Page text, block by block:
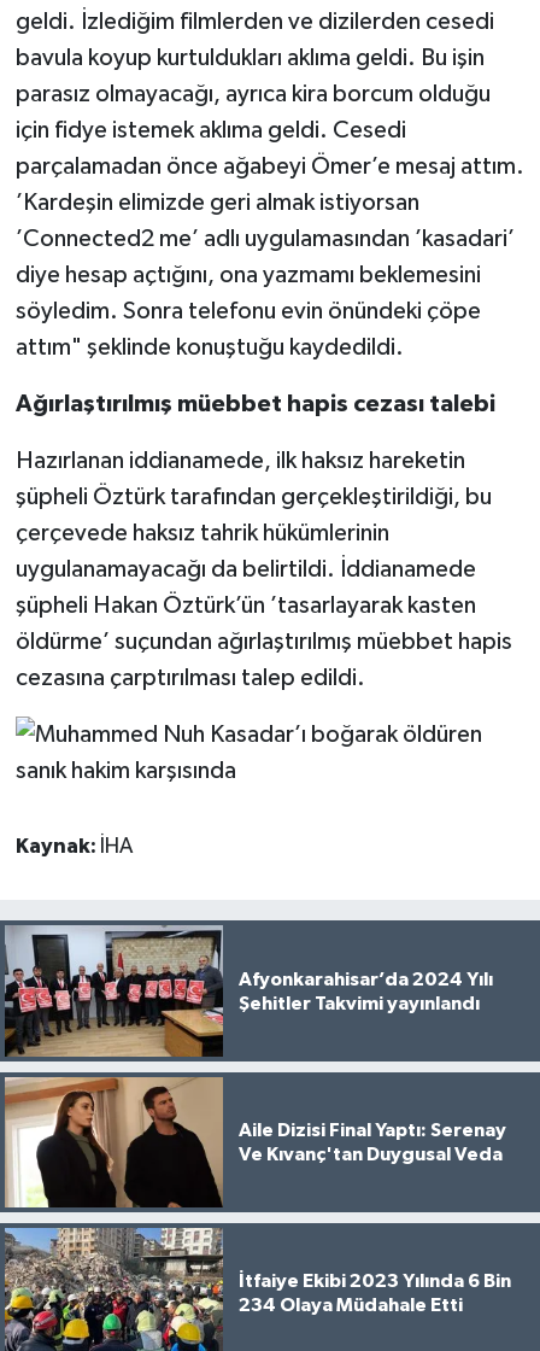
geldi. İzlediğim filmlerden ve dizilerden cesedi
bavula koyup kurtuldukları aklıma geldi. Bu işin
parasız olmayacağı, ayrıca kira borcum olduğu
için fidye istemek aklıma geldi. Cesedi
parçalamadan önce ağabeyi Ömer’e mesaj attım.
’Kardeşin elimizde geri almak istiyorsan
’Connected2 me’ adlı uygulamasından ’kasadari’
diye hesap açtığını, ona yazmamı beklemesini
söyledim. Sonra telefonu evin önündeki çöpe
attım" şeklinde konuştuğu kaydedildi.
Ağırlaştırılmış müebbet hapis cezası talebi
Hazırlanan iddianamede, ilk haksız hareketin
şüpheli Öztürk tarafından gerçekleştirildiği, bu
çerçevede haksız tahrik hükümlerinin
uygulanamayacağı da belirtildi. İddianamede
şüpheli Hakan Öztürk’ün ’tasarlayarak kasten
öldürme’ suçundan ağırlaştırılmış müebbet hapis
cezasına çarptırılması talep edildi.
Kaynak: İHA
Afyonkarahisar’da 2024 Yılı
Şehitler Takvimi yayınlandı
Aile Dizisi Final Yaptı: Serenay
Ve Kıvanç'tan Duygusal Veda
İtfaiye Ekibi 2023 Yılında 6 Bin
234 Olaya Müdahale Etti